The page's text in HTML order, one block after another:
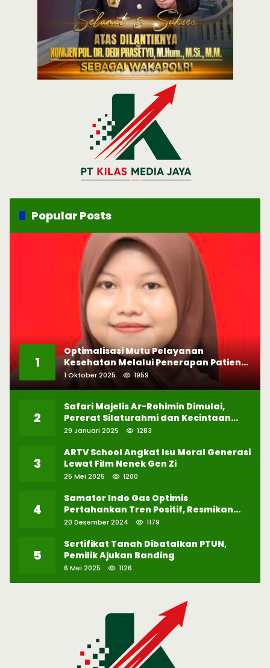
Popular Posts
1
Optimalisasi Mutu Pelayanan
Kesehatan Melalui Penerapan Patient
Safety
1 Oktober 2025 1959
2
Safari Majelis Ar-Rohimin Dimulai,
Pererat Silaturahmi dan Kecintaan
pada Selawat
29 Januari 2025 1283
3
ARTV School Angkat Isu Moral Generasi
Lewat Film Nenek Gen Zi
25 Mei 2025 1200
4
Samator Indo Gas Optimis
Pertahankan Tren Positif, Resmikan
Pabrik Hidrogen ke-57 di Batam
20 Desember 2024 1179
5
Sertifikat Tanah Dibatalkan PTUN,
Pemilik Ajukan Banding
6 Mei 2025 1126